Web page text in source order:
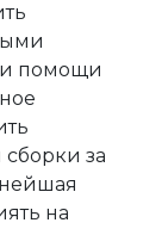
помощи
за
на